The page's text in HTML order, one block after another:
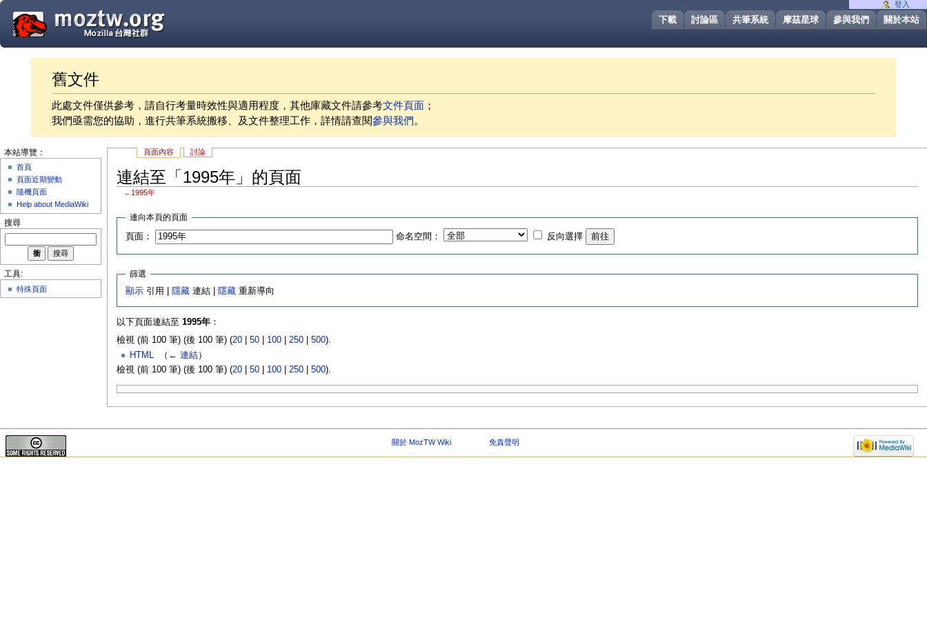
關於本站
參與我們
摩茲星球
共筆系統
討論區
下載
舊文件
此處文件僅供參考，請自行考量時效性與適用程度，其他庫藏文件請參考文件頁面 ；
我們亟需您的協助，進行共筆系統搬移、及文件整理工作，詳情請查閱參與我們。
頁面內容 討論
連結至「1995年」的頁面
← 1995年
連向本頁的頁面
頁面： 命名空間： 反向選擇
篩選
顯示 引用 | 隱藏 連結 | 隱藏 重新導向
以下頁面連結至 1995年：
檢視 (前 100 筆) (後 100 筆) (20| 50| 100| 250| 500).
HTML‎ （ ← 連結）
檢視 (前 100 筆) (後 100 筆) (20| 50| 100| 250| 500).
登入
本站導覽：
首頁
頁面近期變動
隨機頁面
Help about MediaWiki
搜尋
工具:
特殊頁面
關於 MozTW Wiki 免責聲明